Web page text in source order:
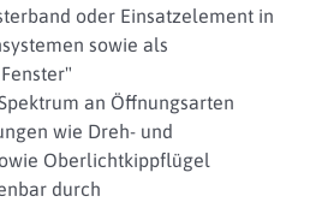
oder Einsatzelement in
sowie als
an Öffnungsarten
wie Dreh- und
Oberlichtkippflügel
durch